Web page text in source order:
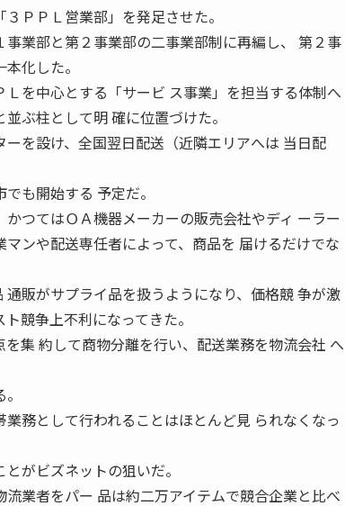
ＰＰＬ営業部」を発足させた。
業部と第２事業部の二事業部制に再編し、 第２事
化した。
を中心とする「サービ ス事業」を担当する体制へ
ぶ柱として明 確に位置づけた。
を設け、全国翌日配送（近隣エリアへは 当日配
も開始する 予定だ。
つてはＯＡ機器メーカーの販売会社やディ ーラー
ンや配送専任者によって、商品を 届けるだけでな
販がサプライ品を扱うようになり、価格競 争が激
競争上不利になってきた。
集 約して商物分離を行い、配送業務を物流会社 へ
務として行われることはほとんど見 られなくなっ
がビズネットの狙いだ。
業者をパー 品は約二万アイテムで競合企業と比べ